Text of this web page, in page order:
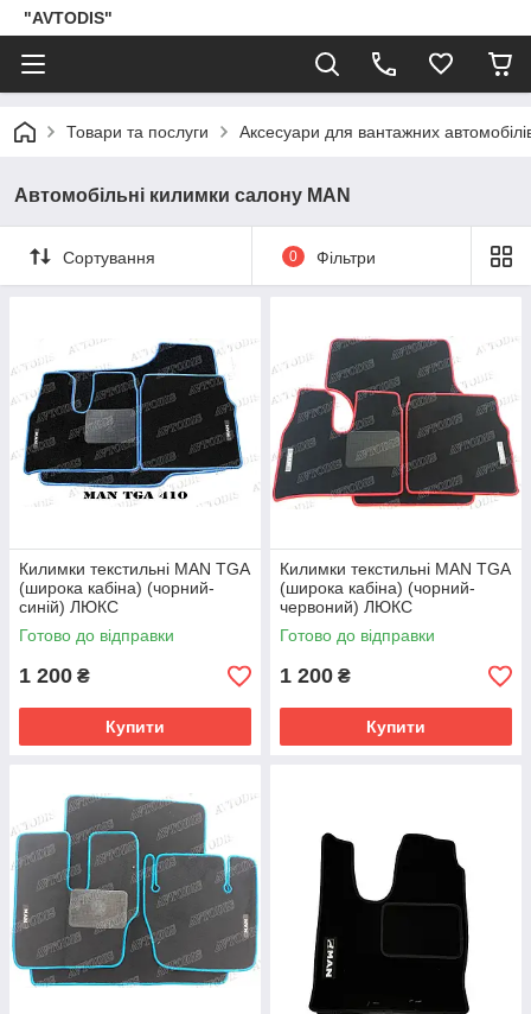
"AVTODIS"
Товари та послуги Аксесуари для вантажних
Автомобільні килимки салону MAN
Сортування 0 Фільтри
Килимки текстильні MAN TGA
(широка кабіна) (чорний-
синій) ЛЮКС
Готово до відправки
1 200 ₴
Купити
Килимки текстильні MAN TGA
(широка кабіна) (чорний-
червоний) ЛЮКС
Готово до відправки
1 200 ₴
Купити